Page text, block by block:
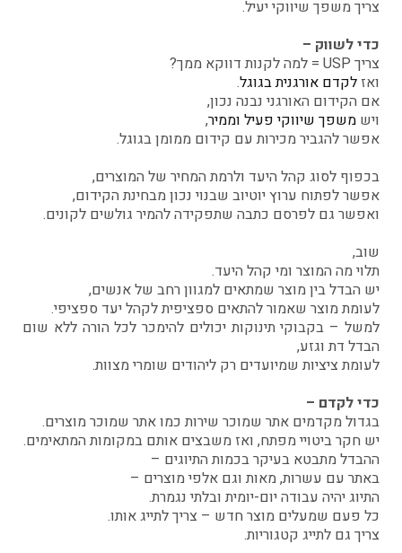
צריך משפך שיווקי יעיל.
כדי לשווק –
צריך USP = למה לקנות דווקא ממך?
ואז לקדם אורגנית בגוגל.
אם הקידום האורגני נבנה נכון,
ויש משפך שיווקי פעיל וממיר,
אפשר להגביר מכירות עם קידום ממומן בגוגל.
בכפוף לסוג קהל היעד ולרמת המחיר של המוצרים,
אפשר לפתוח ערוץ יוטיוב שבנוי נכון מבחינת הקידום,
ואפשר גם לפרסם כתבה שתפקידה להמיר גולשים לקונים.
שוב,
תלוי מה המוצר ומי קהל היעד.
יש הבדל בין מוצר שמתאים למגוון רחב של אנשים,
לעומת מוצר שאמור להתאים ספציפית לקהל יעד ספציפי.
למשל – בקבוקי תינוקות יכולים להימכר לכל הורה ללא שום
הבדל דת וגזע,
לעומת ציציות שמיועדים רק ליהודים שומרי מצוות.
כדי לקדם –
בגדול מקדמים אתר שמוכר שירות כמו אתר שמוכר מוצרים.
יש חקר ביטויי מפתח, ואז משבצים אותם במקומות המתאימים.
ההבדל מתבטא בעיקר בכמות התיוגים –
באתר עם עשרות, מאות וגם אלפי מוצרים –
התיוג יהיה עבודה יום-יומית ובלתי נגמרת.
כל פעם שמעלים מוצר חדש – צריך לתייג אותו.
צריך גם לתייג קטגוריות.